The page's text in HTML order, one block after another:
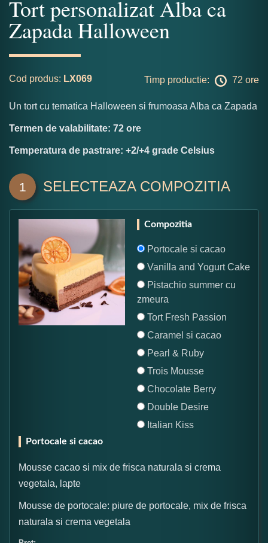
Tort personalizat Alba ca
Zapada Halloween
Cod produs: LX069 Timp productie: 72 ore
Un tort cu tematica Halloween si frumoasa Alba ca Zapada
Termen de valabilitate: 72 ore
Temperatura de pastrare: +2/+4 grade Celsius
1 SELECTEAZA COMPOZITIA
Compozitia
Portocale si cacao
Vanilla and Yogurt Cake
Pistachio summer cu
zmeura
Tort Fresh Passion
Caramel si cacao
Pearl & Ruby
Trois Mousse
Chocolate Berry
Double Desire
Italian Kiss
Portocale si cacao
Mousse cacao si mix de frisca naturala si crema
vegetala, lapte
Mousse de portocale: piure de portocale, mix de frisca
naturala si crema vegetala